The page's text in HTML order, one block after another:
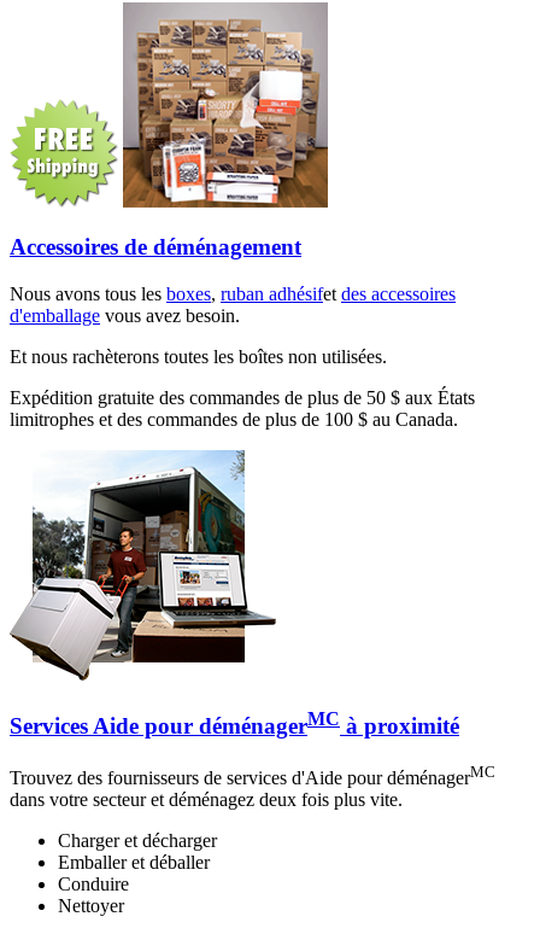
Accessoires de déménagement
Nous avons tous les boxes, ruban adhésifet des accessoires
d'emballage vous avez besoin.
Et nous rachèterons toutes les boîtes non utilisées.
Expédition gratuite des commandes de plus de 50 $ aux États
limitrophes et des commandes de plus de 100 $ au Canada.
Services Aide pour déménagerMC à proximité
Trouvez des fournisseurs de services d'Aide pour déménagerMC
dans votre secteur et déménagez deux fois plus vite.
Charger et décharger
Emballer et déballer
Conduire
Nettoyer